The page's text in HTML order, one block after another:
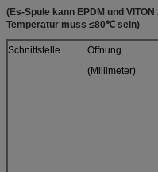
(Es-Spule kann EPDM und
Temperatur muss ≤80℃ sein)
Schnittstelle
Öffnung
(Millimeter)